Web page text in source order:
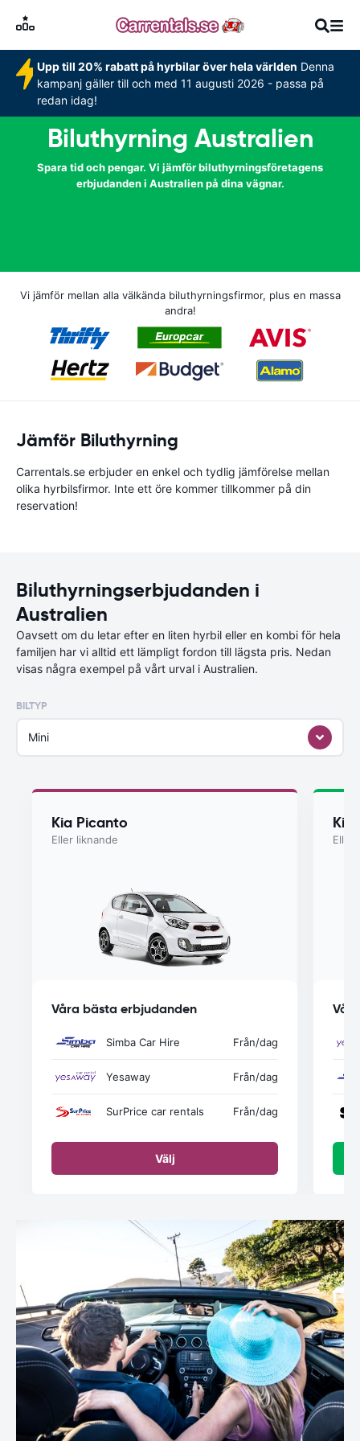
Upp till 20% rabatt på hyrbilar över hela världen Denna
kampanj gäller till och med 11 augusti 2026 - passa på
redan idag!
Biluthyrning Australien
Spara tid och pengar. Vi jämför biluthyrningsföretagens
erbjudanden i Australien på dina vägnar.
Vi jämför mellan alla välkända biluthyrningsfirmor, plus en massa
andra!
Jämför Biluthyrning
Carrentals.se erbjuder en enkel och tydlig jämförelse mellan
olika hyrbilsfirmor. Inte ett öre kommer tillkommer på din
reservation!
Biluthyrningserbjudanden i
Australien
Oavsett om du letar efter en liten hyrbil eller en kombi för hela
familjen har vi alltid ett lämpligt fordon till lägsta pris. Nedan
visas några exempel på vårt urval i Australien.
BILTYP
Mini
Kia Picanto
Eller liknande
Våra bästa erbjudanden
Simba Car Hire Från/dag
Yesaway Från/dag
SurPrice car rentals Från/dag
Välj
Kia
Eller